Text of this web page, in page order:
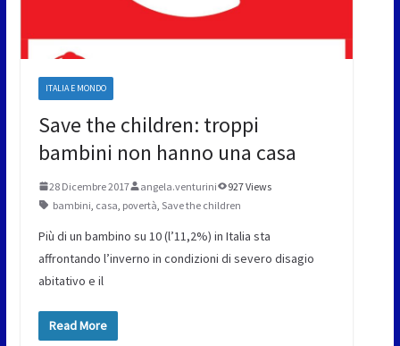
ITALIA E MONDO
Save the children: troppi
bambini non hanno una casa
28 Dicembre 2017 angela.venturini
927 Views
bambini casa povertà Save the children
Più di un bambino su 10 (l’11,2%) in Italia sta
affrontando l’inverno in condizioni di severo disagio
abitativo e il
Read More